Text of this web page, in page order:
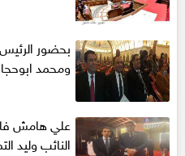
بحضور
ومحمد
علي هامش
النائب وليد